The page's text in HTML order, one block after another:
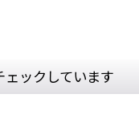
ェックしています